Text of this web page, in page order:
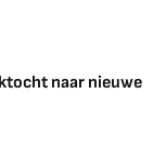
naar nieuwe